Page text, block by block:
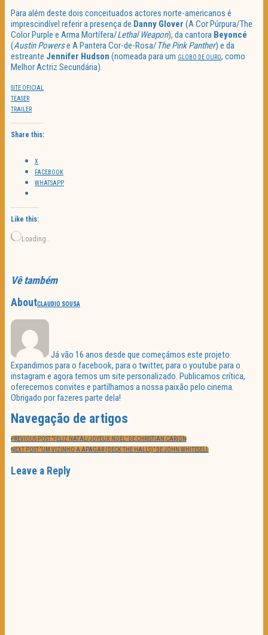
Para além deste dois conceituados actores norte-americanos é
imprescindível referir a presença de Danny Glover (A Cor Púrpura/The
Color Purple e Arma Mortífera/Lethal Weapon), da cantora Beyoncé
(Austin Powerse A Pantera Cor-de-Rosa/ The Pink Panther) e da
estreante Jennifer Hudson (nomeada para um GLOBO DE OURO, como
Melhor Actriz Secundária).
SITE OFICIAL
TEASER
TRAILER
Share this:
X
FACEBOOK
WHATSAPP
Like this:
Loading…
Vê também
AboutCLAUDIO SOUSA
Já vão 16 anos desde que começámos este projeto.
Expandimos para o facebook, para o twitter, para o youtube para o
instagram e agora temos um site personalizado. Publicamos crítica,
oferecemos convites e partilhamos a nossa paixão pelo cinema.
Obrigado por fazeres parte dela!
Navegação de artigos
PREVIOUS POST:“FELIZ NATAL/JOYEUX NOEL” DE CHRISTIAN CARION
NEXT POST:“UM VIZINHO A APAGAR (DECK THE HALLS)” DE JOHN WHITESELL
Leave a Reply